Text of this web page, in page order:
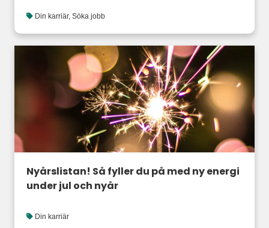
Din karriär, Söka jobb
Nyårslistan! Så fyller du på med ny energi
under jul och nyår
Din karriär